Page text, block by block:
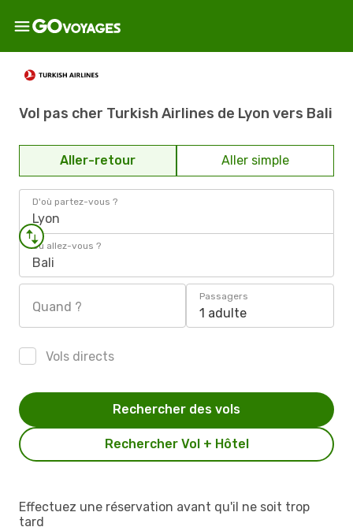
Vol pas cher Turkish Airlines de Lyon vers Bali
Aller-retour Aller simple
D'où partez-vous ?
Lyon
Où allez-vous ?
Bali
Quand ?
Passagers
1 adulte
Vols directs
Rechercher Vol + Hôtel
Rechercher des vols
Effectuez une réservation avant qu'il ne soit trop
tard